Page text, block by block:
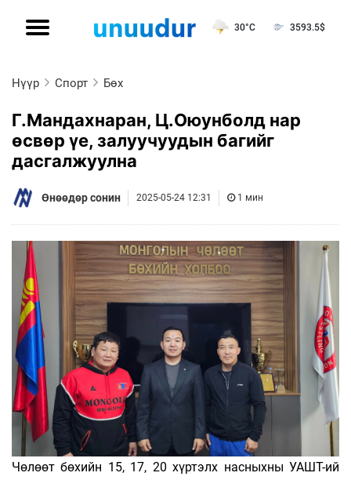
30°C 3593.5$
Нүүр Спорт Бөх
Г.Мандахнаран, Ц.Оюунболд нар
өсвөр үе, залуучуудын багийг
дасгалжуулна
Өнөөдөр сонин 2025-05-24 12:31 1 мин
Чөлөөт бөхийн 15, 17, 20 хүртэлх насныхны УАШТ-ий